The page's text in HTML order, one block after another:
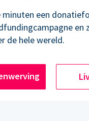
minuten een
en
de hele wereld.